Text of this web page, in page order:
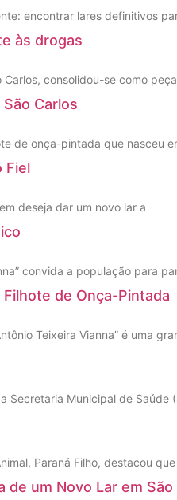
encontrar lares definitivos
às drogas
consolidou-se como
Carlos
de onça-pintada que nasceu
Fiel
deseja dar um novo lar a
convida a população para
de Onça-Pintada
Teixeira Vianna” é uma
Secretaria Municipal de Saúde
Paraná Filho, destacou
de um Novo Lar em São